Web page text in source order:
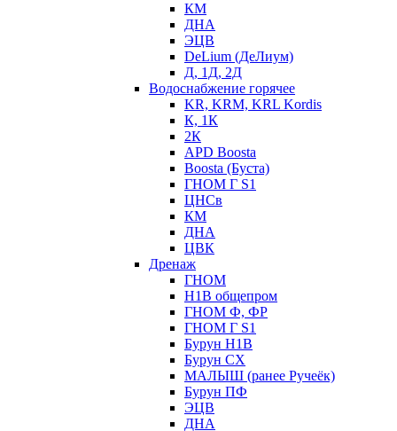
КМ
ДНА
ЭЦВ
DeLium (ДеЛиум)
Д, 1Д, 2Д
Водоснабжение горячее
KR, KRM, KRL Kordis
К, 1К
2К
APD Boosta
Boosta (Буста)
ГНОМ Г S1
ЦНСв
КМ
ДНА
ЦВК
Дренаж
ГНОМ
Н1В общепром
ГНОМ Ф, ФР
ГНОМ Г S1
Бурун Н1В
Бурун СХ
МАЛЫШ (ранее Ручеёк)
Бурун ПФ
ЭЦВ
ДНА